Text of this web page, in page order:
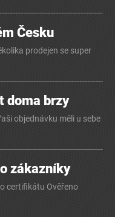
Česku
prodejen se super
doma brzy
objednávku měli u sebe
zákazníky
certifikátu Ověřeno